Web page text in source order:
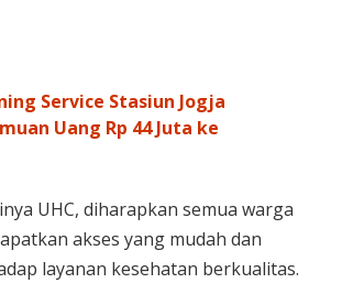
Service Stasiun Jogja
Uang Rp 44 Juta ke
UHC, diharapkan semua warga
akses yang mudah dan
layanan kesehatan berkualitas.